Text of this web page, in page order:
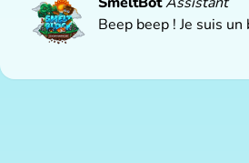
Beep beep ! Je suis